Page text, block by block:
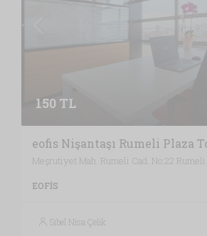
150 TL
eofis Nişantaşı Rumeli Plaza
EOFIS
Sibel Nisa Çelik